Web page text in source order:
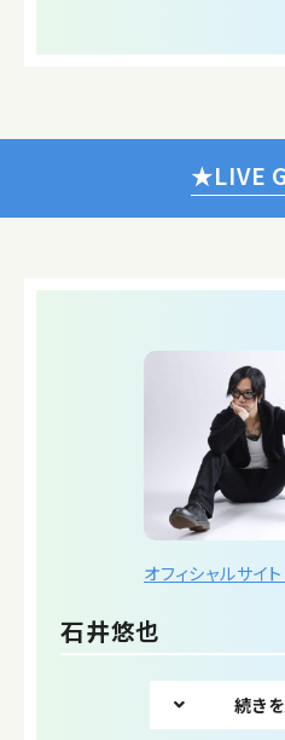
★LIVE
オフィシャルサイト
石井悠也